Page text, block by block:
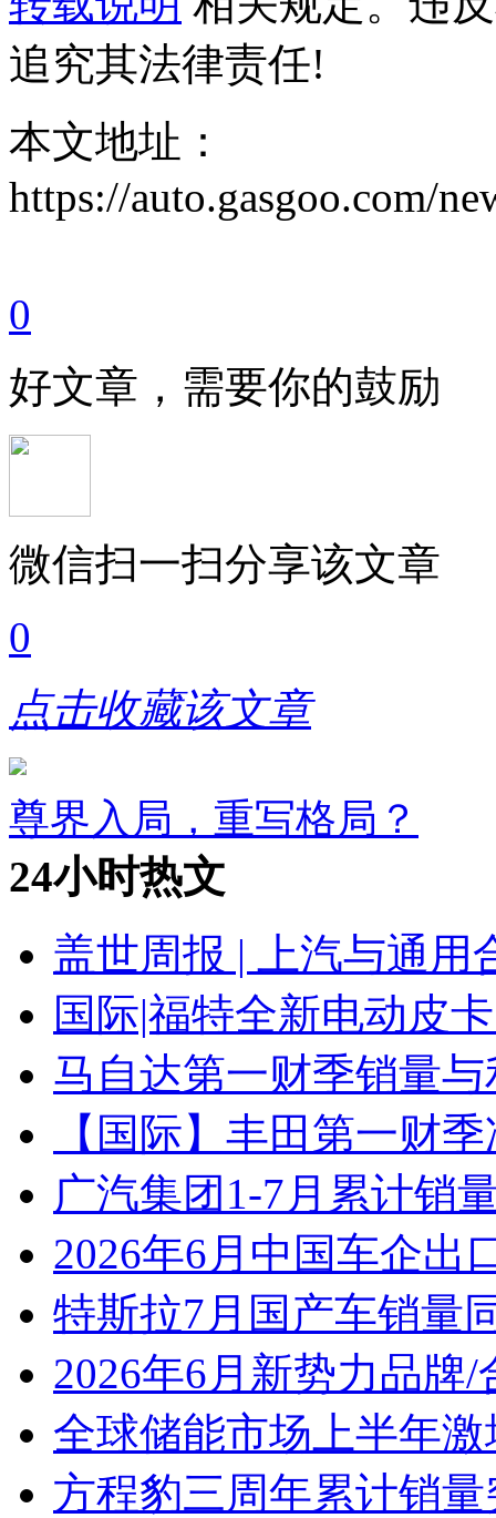
追究其法律责任!
本文地址：
https://auto.gasgoo.com/
0
好文章，需要你的鼓励
微信扫一扫分享该文章
0
点击收藏该文章
尊界入局，重写格局？
24小时热文
盖世周报 | 上汽与通用
国际|福特全新电动皮
马自达第一财季销量
【国际】丰田第一财
广汽集团1-7月累计销
2026年6月中国车企出
特斯拉7月国产车销量
2026年6月新势力品牌
全球储能市场上半年激
方程豹三周年累计销